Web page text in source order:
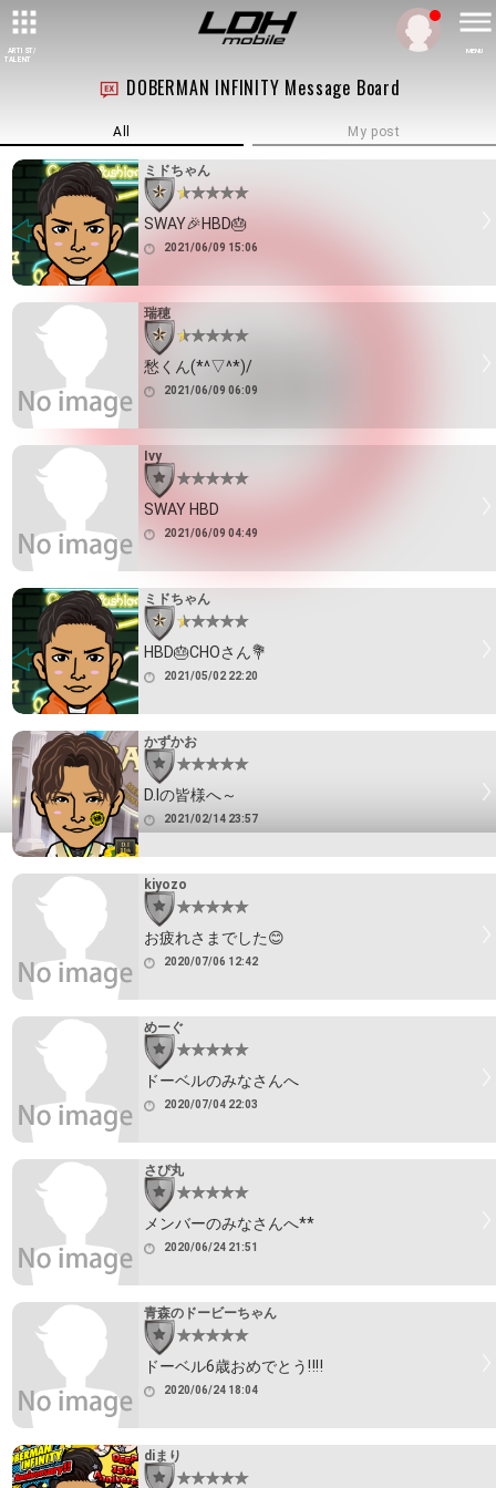
ARTIST/
TALENT
MENU
DOBERMAN INFINITY Message Board
All My post
ミドちゃん
SWAY🎉HBD🎂
2021/06/09 15:06
瑞穂
愁くん(*^▽^*)/
2021/06/09 06:09
Ivy
SWAY HBD
2021/06/09 04:49
ミドちゃん
HBD🎂CHOさん💐
2021/05/02 22:20
かずかお
D.Iの皆様へ～
2021/02/14 23:57
kiyozo
お疲れさまでした😊
2020/07/06 12:42
めーぐ
ドーベルのみなさんへ
2020/07/04 22:03
さぴ丸
メンバーのみなさんへ**
2020/06/24 21:51
青森のドービーちゃん
ドーベル6歳おめでとう‼‼
2020/06/24 18:04
diまり